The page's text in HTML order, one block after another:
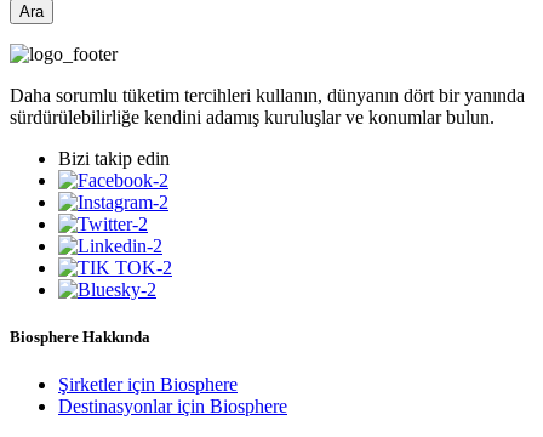
Ara
Daha sorumlu tüketim tercihleri kullanın, dünyanın dört bir yanında
sürdürülebilirliğe kendini adamış kuruluşlar ve konumlar bulun.
Bizi takip edin
Biosphere Hakkında
Şirketler için Biosphere
Destinasyonlar için Biosphere